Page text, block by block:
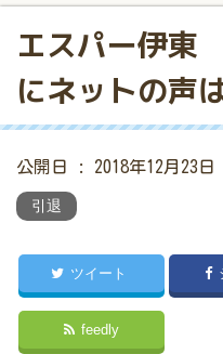
エスパー伊東
にネットの声
公開日 : 2018年12月23日
引退
ツイート
feedly